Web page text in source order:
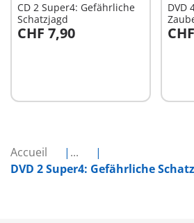
Accueil
...
DVD 2 Super4: Gefährliche
CD 2 Super4: Gefährliche
Schatzjagd
CHF 7,90
Au panier
DVD